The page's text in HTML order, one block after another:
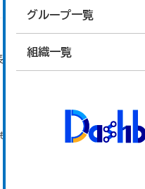
グループ一覧
組織一覧
データです。
アクセス可能ですAPI(see